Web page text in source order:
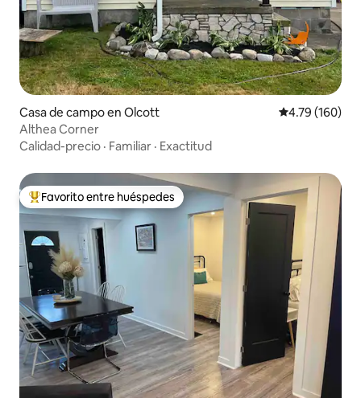
Casa de campo en Olcott Calificación
4.79 (160)
Althea Corner
Calidad-precio · Familiar · Exactitud
Favorito entre huéspedes preferido
Favorito entre huéspedes